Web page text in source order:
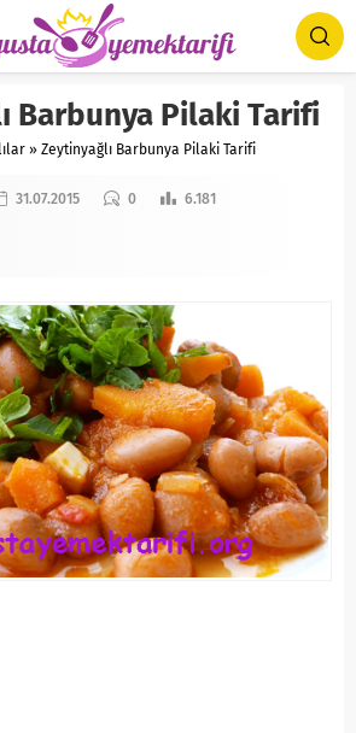
Barbunya Pilaki Tarifi
» Zeytinyağlı Barbunya Pilaki Tarifi
31.07.2015 0 6.181